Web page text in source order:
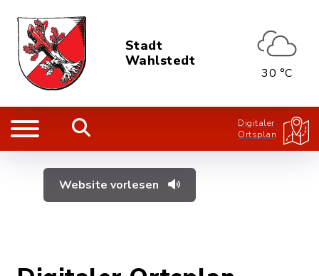
Stadt
Wahlstedt
30 °C
Digitaler
Ortsplan
Website vorlesen